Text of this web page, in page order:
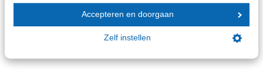
Accepteren en doorgaan
Zelf instellen
SRA-gecertificeerd